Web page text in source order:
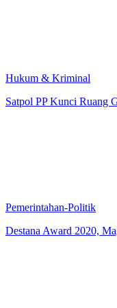
Hukum & Kriminal
Satpol PP Kunci Ruang
Pemerintahan-Politik
Destana Award 2020,